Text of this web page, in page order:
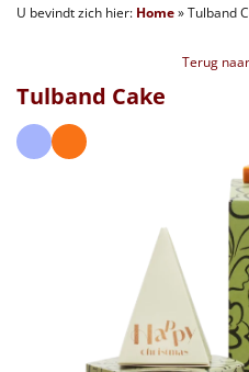
€25 tot €35
€40 tot €45
€75 tot €100
U bevindt zich hier: Home»Tulband
Terug
Tulband Cake